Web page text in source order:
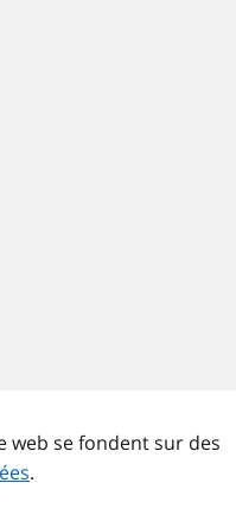
web se fondent sur des
.